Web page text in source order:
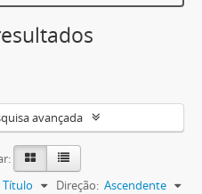
avançada
Título Direção: Ascendente